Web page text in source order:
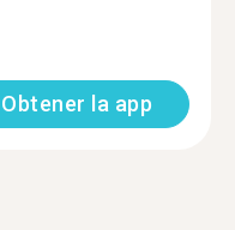
Obtener la app